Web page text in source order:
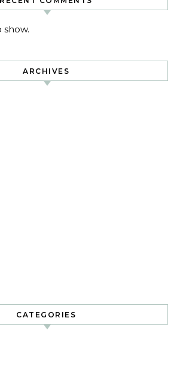
ARCHIVES
CATEGORIES